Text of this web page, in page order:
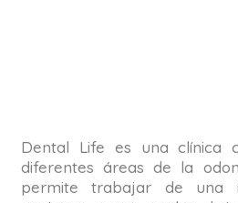
Dental Life es una clínica
diferentes áreas de la
permite trabajar de una